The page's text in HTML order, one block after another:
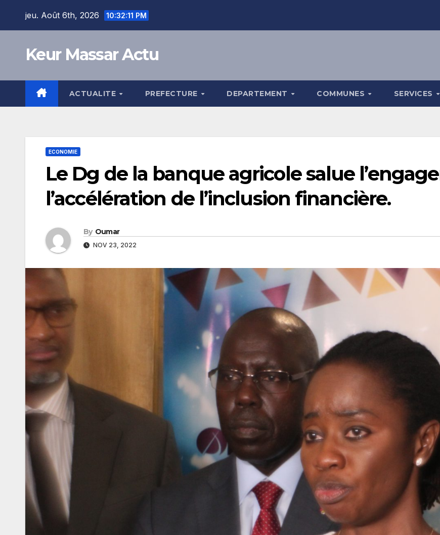
jeu. Août 6th, 2026 10:32:13 PM
Keur Massar Actu
ACTUALITE PREFECTURE DEPARTEMENT COMMUNES SERVICES
ECONOMIE
Le Dg de la banque agricole salue
l’accélération de l’inclusion financière.
By Oumar
NOV 23, 2022